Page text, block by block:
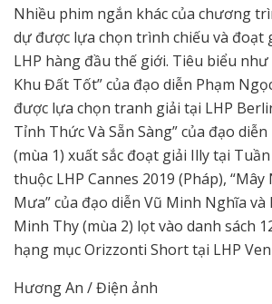
Nhiều phim ngắn khác của chương
dự được lựa chọn trình chiếu và đoạt
LHP hàng đầu thế giới. Tiêu biểu
Khu Đất Tốt” của đạo diễn Phạm
được lựa chọn tranh giải tại LHP
Tỉnh Thức Và Sẵn Sàng” của đạo
(mùa 1) xuất sắc đoạt giải Illy tại
thuộc LHP Cannes 2019 (Pháp),
Mưa” của đạo diễn Vũ Minh Nghĩa và
Minh Thy (mùa 2) lọt vào danh sách
hạng mục Orizzonti Short tại LHP
Hương An / Điện ảnh